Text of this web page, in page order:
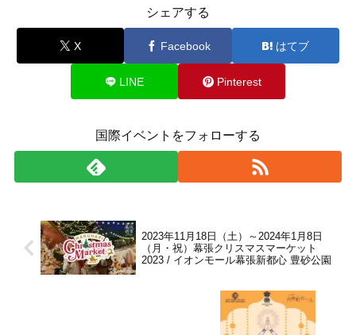
シェアする
X Facebook はてブ
LINE Pinterest
国際イベントをフォローする
2023年11月18日（土）～2024年1月8日
（月・祝）幕張クリスマスマーケット
2023 / イオンモール幕張新都心 豊砂公園